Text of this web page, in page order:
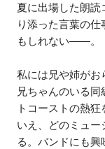
夏に出場した朗
り添った言葉の
もしれない——。
私には兄や姉がお
兄ちゃんのいる
トコーストの熱
いえ、どのミュ
る。バンドにも